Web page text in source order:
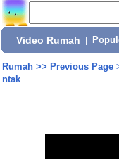
Video Rumah
Rumah>> Previous Page
ntak